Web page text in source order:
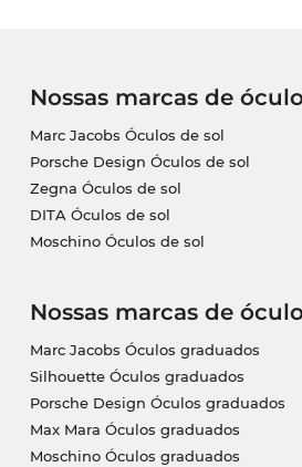
Nossas marcas de
Marc Jacobs Óculos de sol
Porsche Design Óculos de sol
Zegna Óculos de sol
DITA Óculos de sol
Moschino Óculos de sol
Nossas marcas de
Marc Jacobs Óculos graduados
Silhouette Óculos graduados
Porsche Design Óculos graduados
Max Mara Óculos graduados
Moschino Óculos graduados